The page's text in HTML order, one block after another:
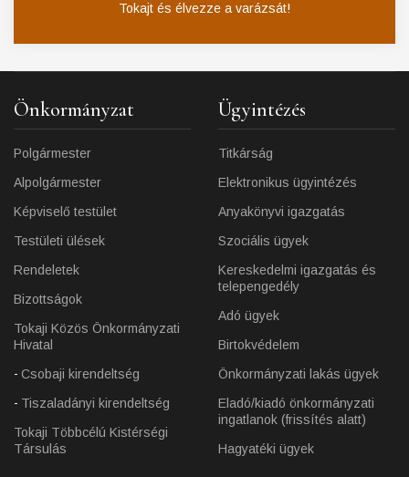
Tokajt és élvezze a varázsát!
Önkormányzat
Polgármester
Alpolgármester
Képviselő testület
Testületi ülések
Rendeletek
Bizottságok
Tokaji Közös Önkormányzati
Hivatal
Csobaji kirendeltség
Tiszaladányi kirendeltség
Tokaji Többcélú Kistérségi
Társulás
Ügyintézés
Titkárság
Elektronikus ügyintézés
Anyakönyvi igazgatás
Szociális ügyek
Kereskedelmi igazgatás és
telepengedély
Adó ügyek
Birtokvédelem
Önkormányzati lakás ügyek
Eladó/kiadó önkormányzati
ingatlanok (frissítés alatt)
Hagyatéki ügyek